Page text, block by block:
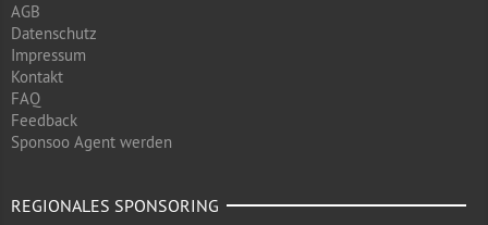
AGB
Datenschutz
Impressum
Kontakt
FAQ
Feedback
Sponsoo Agent werden
REGIONALES SPONSORING